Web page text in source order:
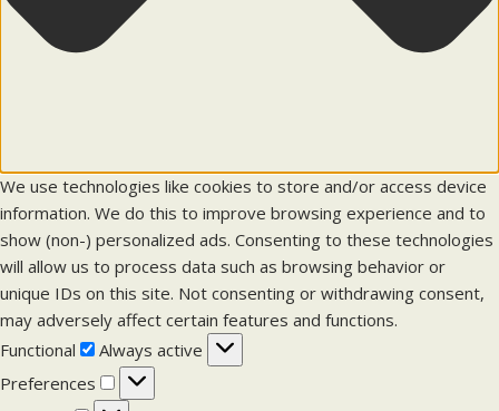
We use technologies like cookies to store and/or access device
information. We do this to improve browsing experience and to
show (non-) personalized ads. Consenting to these technologies
will allow us to process data such as browsing behavior or
unique IDs on this site. Not consenting or withdrawing consent,
may adversely affect certain features and functions.
Functional
F
u
n
Always active
Preferences
P
r